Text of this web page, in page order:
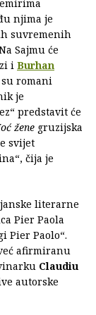
njima je
suvremenih
Sajmu će
i Burhan
romani
je
predstavit će
žene gruzijska
svijet
čija je
literarne
Pier Paola
Pier Paolo“.
afirmiranu
Claudiu
autorske